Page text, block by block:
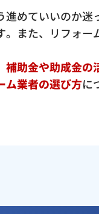
めていいのか迷
また、リフォー
補助金や助成金の
ム業者の選び方に